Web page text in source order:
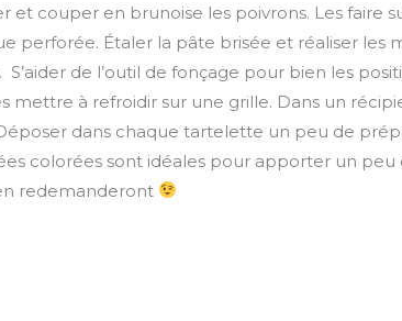
et couper en brunoise les poivrons. Les faire
perforée. Étaler la pâte brisée et réaliser les
de l’outil de fonçage pour bien les
mettre à refroidir sur une grille. Dans un
dans chaque tartelette un peu de
colorées sont idéales pour apporter un
redemanderont